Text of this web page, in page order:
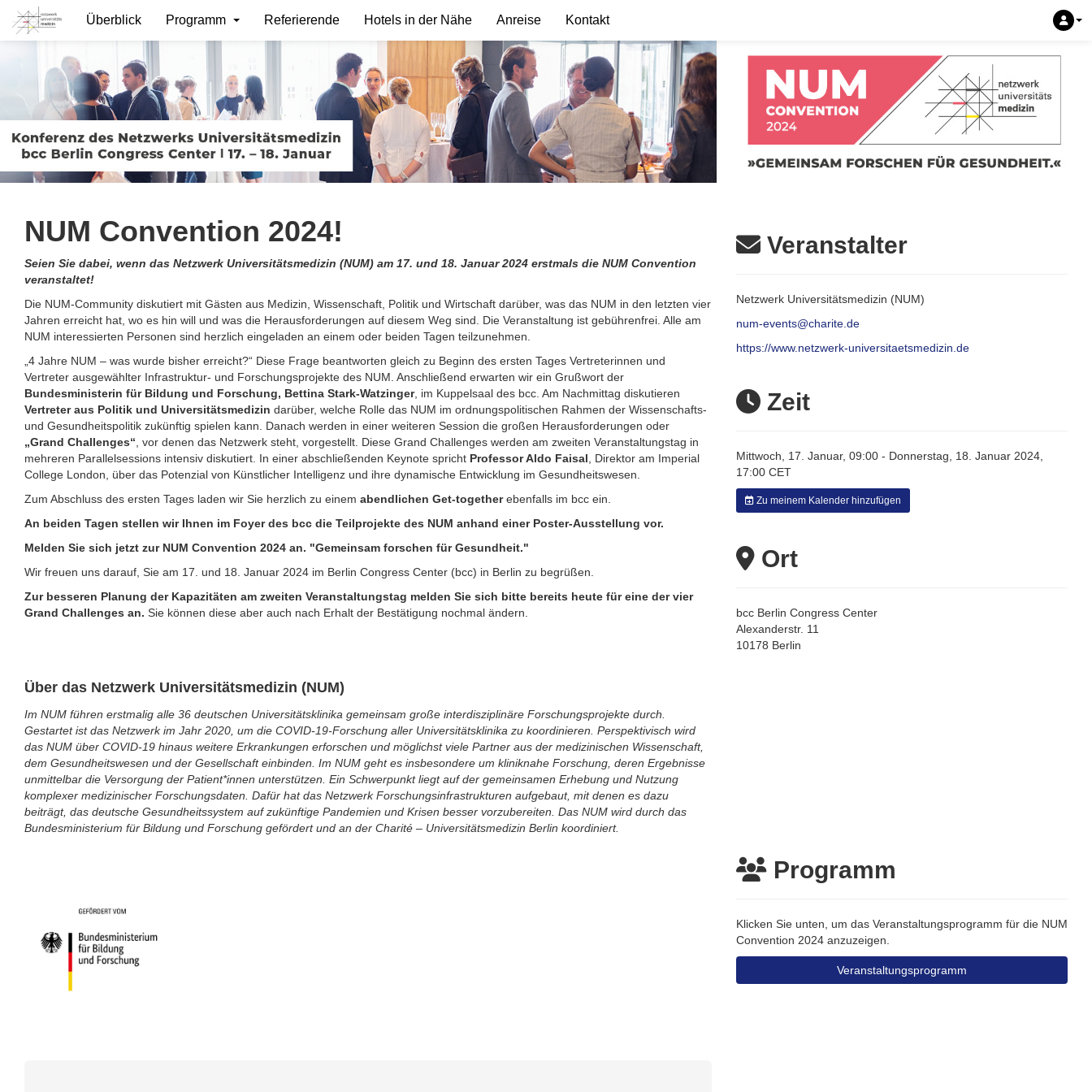
Überblick Programm Referierende Hotels in der Nähe Anreise Kontakt
NUM Convention 2024!
Seien Sie dabei, wenn das Netzwerk Universitätsmedizin (NUM) am 17. und 18. Januar 2024 erstmals die NUM Convention
veranstaltet!
Die NUM-Community diskutiert mit Gästen aus Medizin, Wissenschaft, Politik und Wirtschaft darüber, was das NUM in den letzten vier
Jahren erreicht hat, wo es hin will und was die Herausforderungen auf diesem Weg sind. Die Veranstaltung ist gebührenfrei. Alle am
NUM interessierten Personen sind herzlich eingeladen an einem oder beiden Tagen teilzunehmen.
„4 Jahre NUM – was wurde bisher erreicht?“ Diese Frage beantworten gleich zu Beginn des ersten Tages Vertreterinnen und
Vertreter ausgewählter Infrastruktur- und Forschungsprojekte des NUM. Anschließend erwarten wir ein Grußwort der
Bundesministerin für Bildung und Forschung, Bettina Stark-Watzinger, im Kuppelsaal des bcc. Am Nachmittag diskutieren
Vertreter aus Politik und Universitätsmedizin darüber, welche Rolle das NUM im ordnungspolitischen Rahmen der Wissenschafts-
und Gesundheitspolitik zukünftig spielen kann. Danach werden in einer weiteren Session die großen Herausforderungen oder
„Grand Challenges“ , vor denen das Netzwerk steht, vorgestellt. Diese Grand Challenges werden am zweiten Veranstaltungstag in
mehreren Parallelsessions intensiv diskutiert. In einer abschließenden Keynote spricht Professor Aldo Faisal , Direktor am Imperial
College London, über das Potenzial von Künstlicher Intelligenz und ihre dynamische Entwicklung im Gesundheitswesen.
Zum Abschluss des ersten Tages laden wir Sie herzlich zu einem abendlichen Get-togetherebenfalls im bcc ein.
An beiden Tagen stellen wir Ihnen im Foyer des bcc die Teilprojekte des NUM anhand einer Poster-Ausstellung vor.
Melden Sie sich jetzt zur NUM Convention 2024 an. "Gemeinsam forschen für Gesundheit."
Wir freuen uns darauf, Sie am 17. und 18. Januar 2024 im Berlin Congress Center (bcc) in Berlin zu begrüßen.
Zur besseren Planung der Kapazitäten am zweiten Veranstaltungstag melden Sie sich bitte bereits heute für eine der vier
Grand Challenges an. Sie können diese aber auch nach Erhalt der Bestätigung nochmal ändern.
Über das Netzwerk Universitätsmedizin (NUM)
Im NUM führen erstmalig alle 36 deutschen Universitätsklinika gemeinsam große interdisziplinäre Forschungsprojekte durch.
Gestartet ist das Netzwerk im Jahr 2020, um die COVID-19-Forschung aller Universitätsklinika zu koordinieren. Perspektivisch wird
das NUM über COVID-19 hinaus weitere Erkrankungen erforschen und möglichst viele Partner aus der medizinischen Wissenschaft,
dem Gesundheitswesen und der Gesellschaft einbinden. Im NUM geht es insbesondere um kliniknahe Forschung, deren Ergebnisse
unmittelbar die Versorgung der Patient*innen unterstützen. Ein Schwerpunkt liegt auf der gemeinsamen Erhebung und Nutzung
komplexer medizinischer Forschungsdaten. Dafür hat das Netzwerk Forschungsinfrastrukturen aufgebaut, mit denen es dazu
beiträgt, das deutsche Gesundheitssystem auf zukünftige Pandemien und Krisen besser vorzubereiten. Das NUM wird durch das
Bundesministerium für Bildung und Forschung gefördert und an der Charité – Universitätsmedizin Berlin koordiniert.
Veranstalter
Netzwerk Universitätsmedizin (NUM)
num-events@charite.de
https://www.netzwerk-universitaetsmedizin.de
Zeit
Mittwoch, 17. Januar, 09:00 - Donnerstag, 18. Januar 2024,
17:00 CET
Zu meinem Kalender hinzufügen
Ort
bcc Berlin Congress Center
Alexanderstr. 11
10178 Berlin
Programm
Klicken Sie unten, um das Veranstaltungsprogramm für die NUM
Convention 2024 anzuzeigen.
Veranstaltungsprogramm